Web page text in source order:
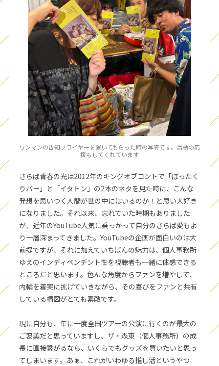
ワンマンの告知フライヤーを置いてもらった時の写真です。活動の応
援もしてくれています
さらば青春の光は2012年のキングオブコントで「ぼったく
りバー」と「イタトン」の2本のネタを見た時に、こんな
発想を思いつく人間が世の中にはいるのか！と思い大好き
になりました。それ以来、忘れていた時期もありました
が、近年のYouTube人気に乗っかって自分のさらば愛もよ
り一層深まってきました。YouTubeの企画が面白いのは大
前提ですが、それに加えていちばんの魅力は、個人事務所
ゆえのインディペンデント性を視聴者も一緒に体感できる
ところだと思います。色んな角度からファンを増やして、
内輪を着実に拡げていきながら、その喜びをファンと共有
している構図がとても素敵です。
現に自分も、年に一度全国ツアーの公演に行くのが最大の
ご褒美だと思っていますし、ザ・森東（個人事務所）の成
長に直接繋がるなら、いくらでもグッズを買いたいと思っ
てしまいます。あぁ、これがいわゆる推し活というやつ